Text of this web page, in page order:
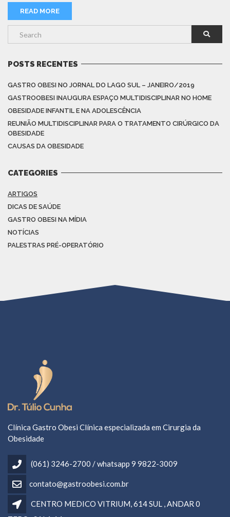
READ MORE
POSTS RECENTES
GASTRO OBESI NO JORNAL DO LAGO SUL – JANEIRO/2019
GASTROOBESI INAUGURA ESPAÇO MULTIDISCIPLINAR NO HOME
OBESIDADE INFANTIL E NA ADOLESCÊNCIA
REUNIÃO MULTIDISCIPLINAR PARA O TRATAMENTO CIRÚRGICO DA
OBESIDADE
CAUSAS DA OBESIDADE
CATEGORIES
ARTIGOS
DICAS DE SAÚDE
GASTRO OBESI NA MÍDIA
NOTÍCIAS
PALESTRAS PRÉ-OPERATÓRIO
Clínica Gastro Obesi Clínica especializada em Cirurgia da
Obesidade
(061) 3246-2700 / whatsapp 9 9822-3009
contato@gastroobesi.com.br
CENTRO MEDICO VITRIUM, 614 SUL , ANDAR 0